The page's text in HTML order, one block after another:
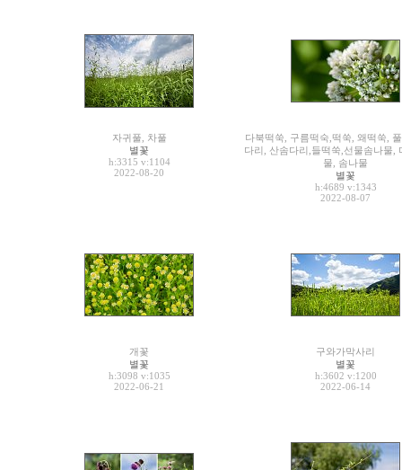
자귀풀, 차풀
별꽃
h:3315 v:1104
2022-08-20
다북떡쑥, 구름떡숙,떡쑥, 왜떡쑥,
다리, 산솜다리,들떡쑥,선물솜나물,
물, 솜나물
별꽃
h:4689 v:1343
2022-08-07
개꽃
별꽃
h:3098 v:1035
2022-06-21
구와가막사리
별꽃
h:3602 v:1200
2022-06-14